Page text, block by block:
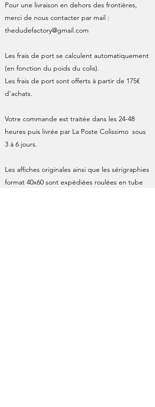
Pour une livraison en dehors des frontières,
merci de nous contacter par mail :
thedudefactory@gmail.com
Les frais de port se calculent automatiquement
(en fonction du poids du colis).
Les frais de port sont offerts à partir de 175€
d'achats.
Votre commande est traitée dans les 24-48
heures puis livrée par La Poste Colissimo sous
3 à 6 jours.
Les affiches originales ainsi que les sérigraphies
format 40x60 sont expédiées roulées en tube